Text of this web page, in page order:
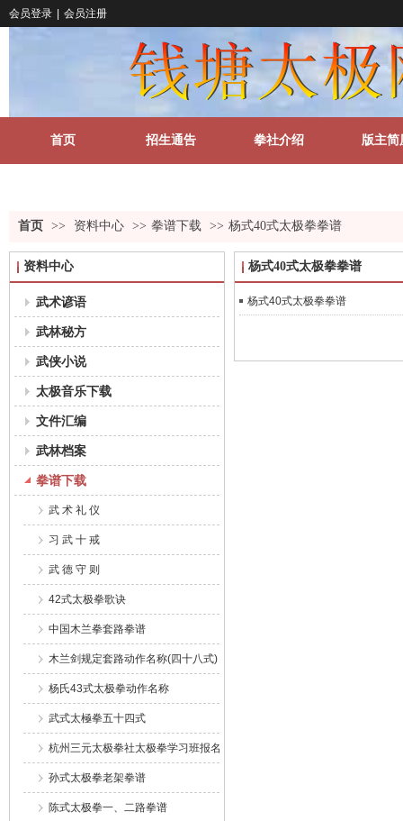
会员登录 会员注册
首页 招生通告 拳社介绍 版主简
首页 >> 资料中心 >> 拳谱下载 >> 杨式40式太极拳拳谱
资料中心
武术谚语
武林秘方
武侠小说
太极音乐下载
文件汇编
武林档案
拳谱下载
武 术 礼 仪
习 武 十 戒
武 德 守 则
42式太极拳歌诀
中国木兰拳套路拳谱
木兰剑规定套路动作名称(四十八式)
杨氏43式太极拳动作名称
武式太極拳五十四式
杭州三元太极拳社太极拳学习班报名表
孙式太极拳老架拳谱
陈式太极拳一、二路拳谱
杨式40式太极拳拳谱
杨式40式太极拳拳谱